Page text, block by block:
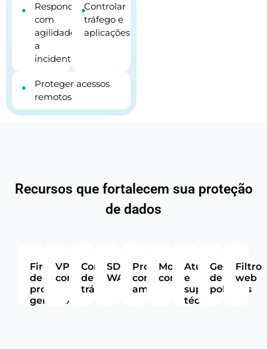
•
Responder
com
agilidade
a
incidentes
•Controlar
tráfego e
aplicações
•
Proteger acessos
remotos
Recursos que fortalecem sua proteção
de dados
Firewall
de
próxima
geração
VPN
corporativa
Controle
de
tráfego
SD-
WAN
Proteção
contra
ameaças
Monitoramento
contínuo
Atualizações
e
suporte
técnico
Gestão
de
políticas
Filtro
web